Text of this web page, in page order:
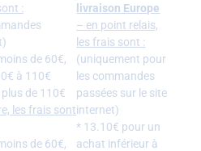
:
de 60€,
à 110€
de 110€
les frais sont
de 60€,
livraison Europe
– en point relais,
les frais sont :
(uniquement pour
les commandes
passées sur le site
internet)
* 13.10€ pour un
achat inférieur à